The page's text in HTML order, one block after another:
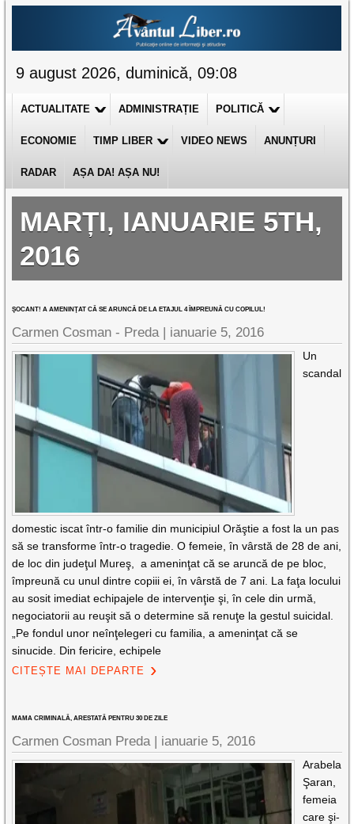
9 august 2026, duminică, 09:08
ACTUALITATE ADMINISTRAȚIE POLITICĂ
ECONOMIE TIMP LIBER VIDEO NEWS ANUNȚURI
RADAR AȘA DA! AȘA NU!
MARȚI, IANUARIE 5TH,
2016
ŞOCANT! A AMENINŢAT CĂ SE ARUNCĂ DE LA ETAJUL 4 ÎMPREUNĂ CU COPILUL!
Carmen Cosman - Preda | ianuarie 5, 2016
Un
scandal
domestic iscat într-o familie din municipiul Orăştie a fost la un pas
să se transforme într-o tragedie. O femeie, în vârstă de 28 de ani,
de loc din judeţul Mureş, a ameninţat că se aruncă de pe bloc,
împreună cu unul dintre copiii ei, în vârstă de 7 ani. La faţa locului
au sosit imediat echipajele de intervenţie şi, în cele din urmă,
negociatorii au reuşit să o determine să renuţe la gestul suicidal.
„Pe fondul unor neînţelegeri cu familia, a ameninţat că se
sinucide. Din fericire, echipele
CITEȘTE MAI DEPARTE
MAMA CRIMINALĂ, ARESTATĂ PENTRU 30 DE ZILE
Carmen Cosman Preda | ianuarie 5, 2016
Arabela
Şaran,
femeia
care şi-